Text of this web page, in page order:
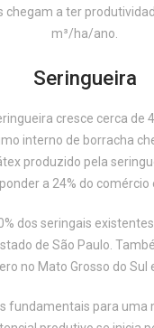
chegam a ter
m³/ha/ano.
Seringueira
cresce cerca de
interno de borracha
produzido pela
a 24% do
dos seringais
de São Paulo.
no Mato Grosso do Sul
fundamentais para uma